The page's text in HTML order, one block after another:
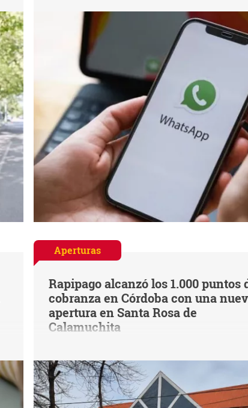
Aperturas
Rapipago alcanzó los 1.000 puntos
cobranza en Córdoba con una
apertura en Santa Rosa de
Calamuchita